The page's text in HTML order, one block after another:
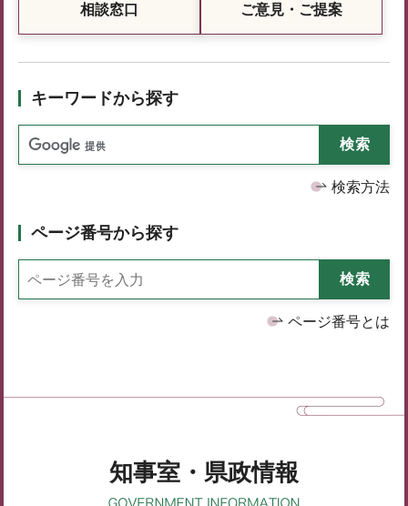
相談窓口 ご意見・ご提案
キーワードから探す
検索方法
ページ番号から探す
ページ番号とは
知事室・県政情報